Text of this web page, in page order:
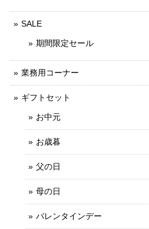
SALE
期間限定セール
業務用コーナー
ギフトセット
お中元
お歳暮
父の日
母の日
バレンタインデー